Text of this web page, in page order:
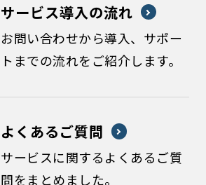
サービス導入の流れ
お問い合わせから導入、サポー
トまでの流れをご紹介します。
よくあるご質問
サービスに関するよくあるご質
問をまとめました。